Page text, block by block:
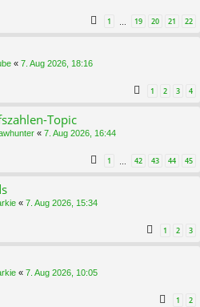
1 … 19 20 21 22
« 7. Aug 2026, 18:16
1 2 3 4
Topic
« 7. Aug 2026, 16:44
1 … 42 43 44 45
« 7. Aug 2026, 15:34
1 2 3
« 7. Aug 2026, 10:05
1 2